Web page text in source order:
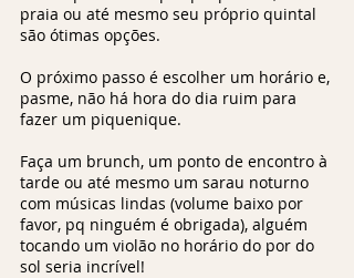
praia ou até mesmo seu próprio quintal
são ótimas opções.
O próximo passo é escolher um horário e,
pasme, não há hora do dia ruim para
fazer um piquenique.
Faça um brunch, um ponto de encontro à
tarde ou até mesmo um sarau noturno
com músicas lindas (volume baixo por
favor, pq ninguém é obrigada), alguém
tocando um violão no horário do por do
sol seria incrível!